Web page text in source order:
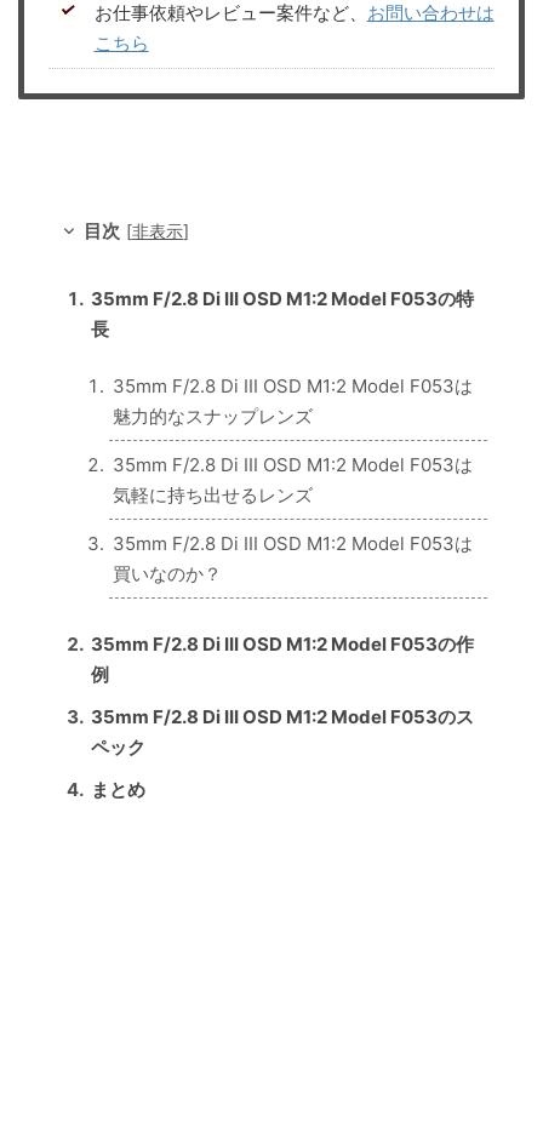
お仕事依頼やレビュー案件など、 お問い合わせは
こちら
目次 [非表示]
35mm F/2.8 Di III OSD M1:2 Model F053の特
長
35mm F/2.8 Di III OSD M1:2 Model F053は
魅力的なスナップレンズ
35mm F/2.8 Di III OSD M1:2 Model F053は
気軽に持ち出せるレンズ
35mm F/2.8 Di III OSD M1:2 Model F053は
買いなのか？
35mm F/2.8 Di III OSD M1:2 Model F053の作
例
35mm F/2.8 Di III OSD M1:2 Model F053のス
ペック
まとめ